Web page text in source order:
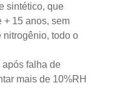
sintético, que
+ 15 anos, sem
nitrogênio, todo o
falha de
mais de 10%RH